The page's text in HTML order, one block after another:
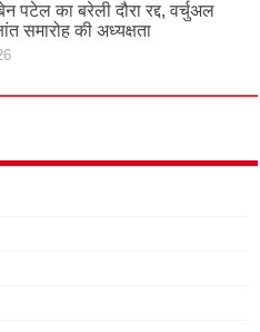
पटेल का बरेली दौरा रद्द, वर्चुअल
समारोह की अध्यक्षता